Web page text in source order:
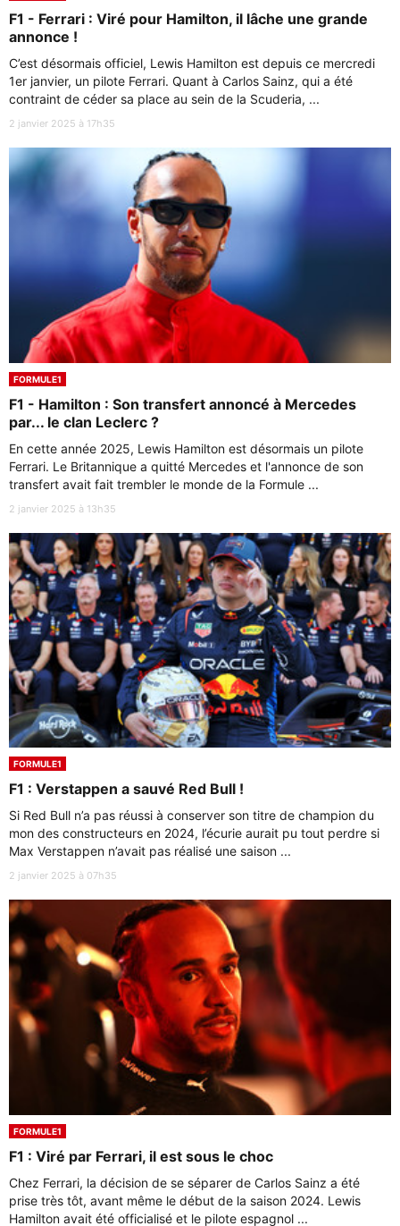
F1 - Ferrari : Viré pour Hamilton, il lâche une grande
annonce !
C’est désormais officiel, Lewis Hamilton est depuis ce mercredi
1er janvier, un pilote Ferrari. Quant à Carlos Sainz, qui a été
contraint de céder sa place au sein de la Scuderia, ...
2 janvier 2025 à 17h35
FORMULE1
F1 - Hamilton : Son transfert annoncé à Mercedes
par... le clan Leclerc ?
En cette année 2025, Lewis Hamilton est désormais un pilote
Ferrari. Le Britannique a quitté Mercedes et l'annonce de son
transfert avait fait trembler le monde de la Formule ...
2 janvier 2025 à 13h35
FORMULE1
F1 : Verstappen a sauvé Red Bull !
Si Red Bull n’a pas réussi à conserver son titre de champion du
mon des constructeurs en 2024, l’écurie aurait pu tout perdre si
Max Verstappen n’avait pas réalisé une saison ...
2 janvier 2025 à 07h35
FORMULE1
F1 : Viré par Ferrari, il est sous le choc
Chez Ferrari, la décision de se séparer de Carlos Sainz a été
prise très tôt, avant même le début de la saison 2024. Lewis
Hamilton avait été officialisé et le pilote espagnol ...